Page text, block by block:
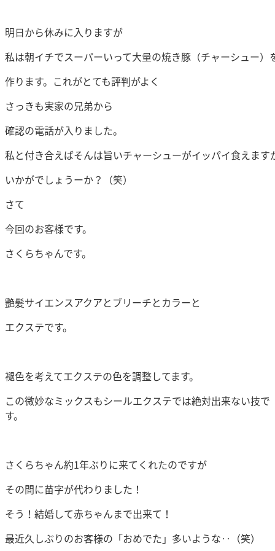
明日から休みに入りますが
私は朝イチでスーパーいって大量の焼き豚（チャーシュー）
作ります。これがとても評判がよく
さっきも実家の兄弟から
確認の電話が入りました。
私と付き合えばそんは旨いチャーシューがイッパイ食えます
いかがでしょうーか？（笑）
さて
今回のお客様です。
さくらちゃんです。
艶髪サイエンスアクアとブリーチとカラーと
エクステです。
褪色を考えてエクステの色を調整してます。
この微妙なミックスもシールエクステでは絶対出来ない技で
す。
さくらちゃん約1年ぶりに来てくれたのですが
その間に苗字が代わりました！
そう！結婚して赤ちゃんまで出来て！
最近久しぶりのお客様の「おめでた」多いような‥（笑）